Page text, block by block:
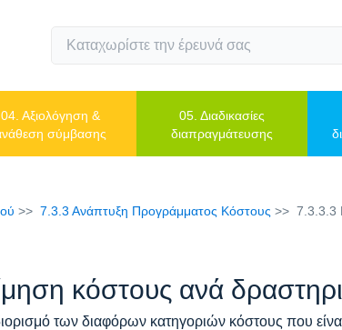
04. Αξιολόγηση &
σύμβασης
05. Διαδικασίες
διαπραγμάτευσης
7.3.3 Ανάπτυξη Προγράμματος Κόστους
7.3.3.3
κόστους ανά
των διαφόρων κατηγοριών κόστους που